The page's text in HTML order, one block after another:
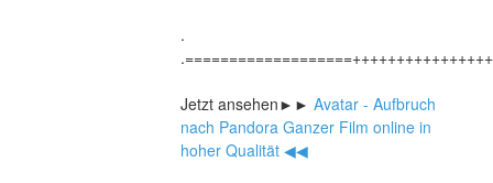
.
Jetzt ansehen►► Avatar - Aufbruch
nach Pandora Ganzer Film online in
hoher Qualität ◀◀